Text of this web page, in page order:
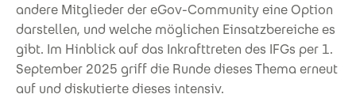
andere Mitglieder der eGov-Community eine Option
darstellen, und welche möglichen Einsatzbereiche es
gibt. Im Hinblick auf das Inkrafttreten des IFGs per 1.
September 2025 griff die Runde dieses Thema erneut
auf und diskutierte dieses intensiv.